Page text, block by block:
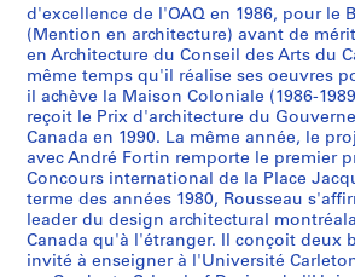
t
r
é
a
l
,
1
9
8
5
a
,
1
9
9
3
AP066.S2.D34
9
9
4
AP066.S2.D37
9
5
AP066.S2.D38
l
d
e
s
q
u
a
t
r
e
e
c
t
u
r
e
e
n
r
e
d
'
a
r
t
c
o
n
t
e
a
l
p
o
u
r
u
n
é
d
a
l
"
C
h
a
u
s
s
e
t
i
o
n
f
o
r
t
h
e
t
i
o
n
a
l
"
U
n
a
t
i
o
n
a
l
d
e
l
a
l
"
L
a
r
t
d
e
v
r
é
g
o
n
a
l
d
e
f
ê
t
e
s
d
u
3
5
0
u
l
t
é
d
e
l
'
a
m
C
o
n
o
r
t
d
'
H
t
s
h
a
b
i
t
a
b
l
m
e
,
1
9
8
7
-
1
9
d'excellence de l'OAQ en 1986, pour le
(Mention en architecture) avant de
en Architecture du Conseil des Arts du
même temps qu'il réalise ses oeuvres
il achève la Maison Coloniale (1986-
reçoit le Prix d'architecture du
Canada en 1990. La même année, le
avec André Fortin remporte le premier
Concours international de la Place
terme des années 1980, Rousseau
leader du design architectural
Canada qu'à l'étranger. Il conçoit deux
invité à enseigner à l'Université